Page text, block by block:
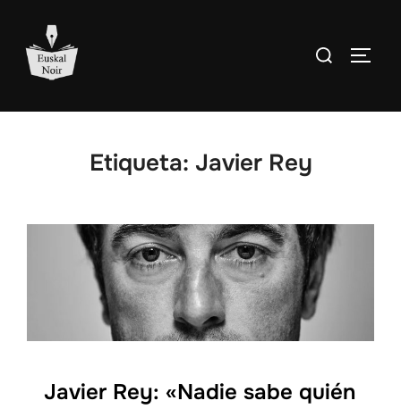
contenido
Buscar:
Etiqueta: Javier Rey
Javier Rey: «Nadie sabe quién